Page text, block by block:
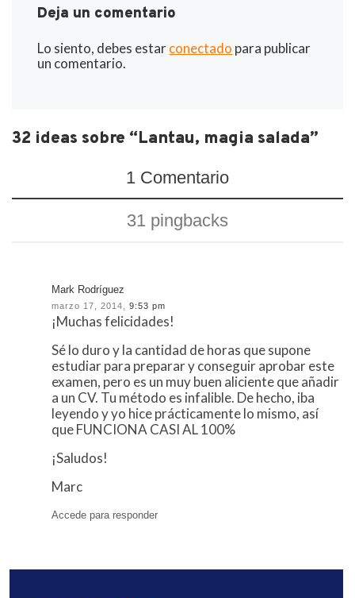
Deja un comentario
Lo siento, debes estarconectado para publicar
un comentario.
32 ideas sobre “Lantau, magia salada”
1 Comentario
31 pingbacks
Mark Rodríguez
marzo 17, 2014, 9:53 pm
¡Muchas felicidades!
Sé lo duro y la cantidad de horas que supone
estudiar para preparar y conseguir aprobar este
examen, pero es un muy buen aliciente que añadir
a un CV. Tu método es infalible. De hecho, iba
leyendo y yo hice prácticamente lo mismo, así
que FUNCIONA CASI AL 100%
¡Saludos!
Marc
Accede para responder